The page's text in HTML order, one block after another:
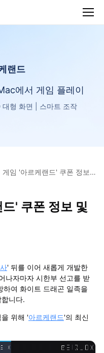
랜드
에서 게임 플레이
형 화면 | 스마트 조작
게임 '아르케랜드' 쿠폰 정보
' 쿠폰 정보 및
' 뒤를 이어 새롭게 개발한
나자마자 시한부 선고를 받
하여 화이트 드래곤 일족을
니다.
위해 '아르케랜드'의 최신